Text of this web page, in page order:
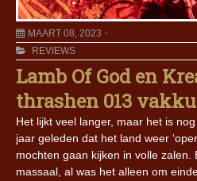
MAART 08, 2023
REVIEWS
Lamb Of God en
thrashen 013
Het lijkt veel langer, maar het is
jaar geleden dat het land weer
mochten gaan kijken in volle zalen.
massaal, al was het alleen om